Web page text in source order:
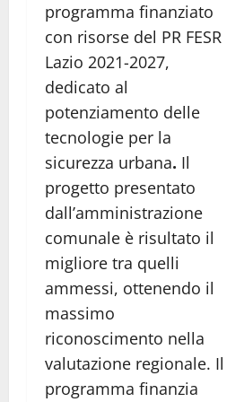
programma finanziato
con risorse del PR FESR
Lazio 2021-2027,
dedicato al
potenziamento delle
tecnologie per la
sicurezza urbana. Il
progetto presentato
dall’amministrazione
comunale è risultato il
migliore tra quelli
ammessi, ottenendo il
massimo
riconoscimento nella
valutazione regionale. Il
programma finanzia